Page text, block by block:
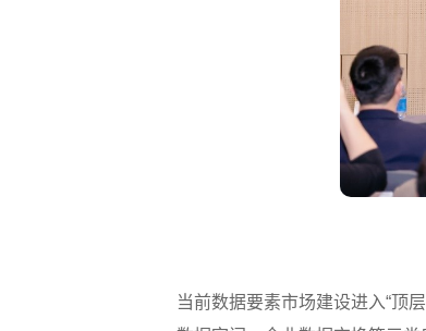
当前数据要素市场建设进入“顶